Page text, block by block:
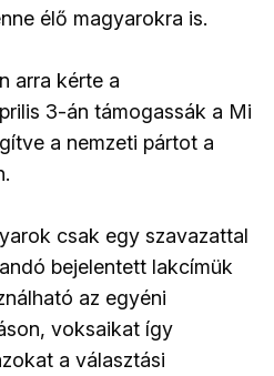
élő magyarokra is.
arra kérte a
3-án támogassák a Mi
a nemzeti pártot a
csak egy szavazattal
bejelentett lakcímük
az egyéni
voksaikat így
a választási